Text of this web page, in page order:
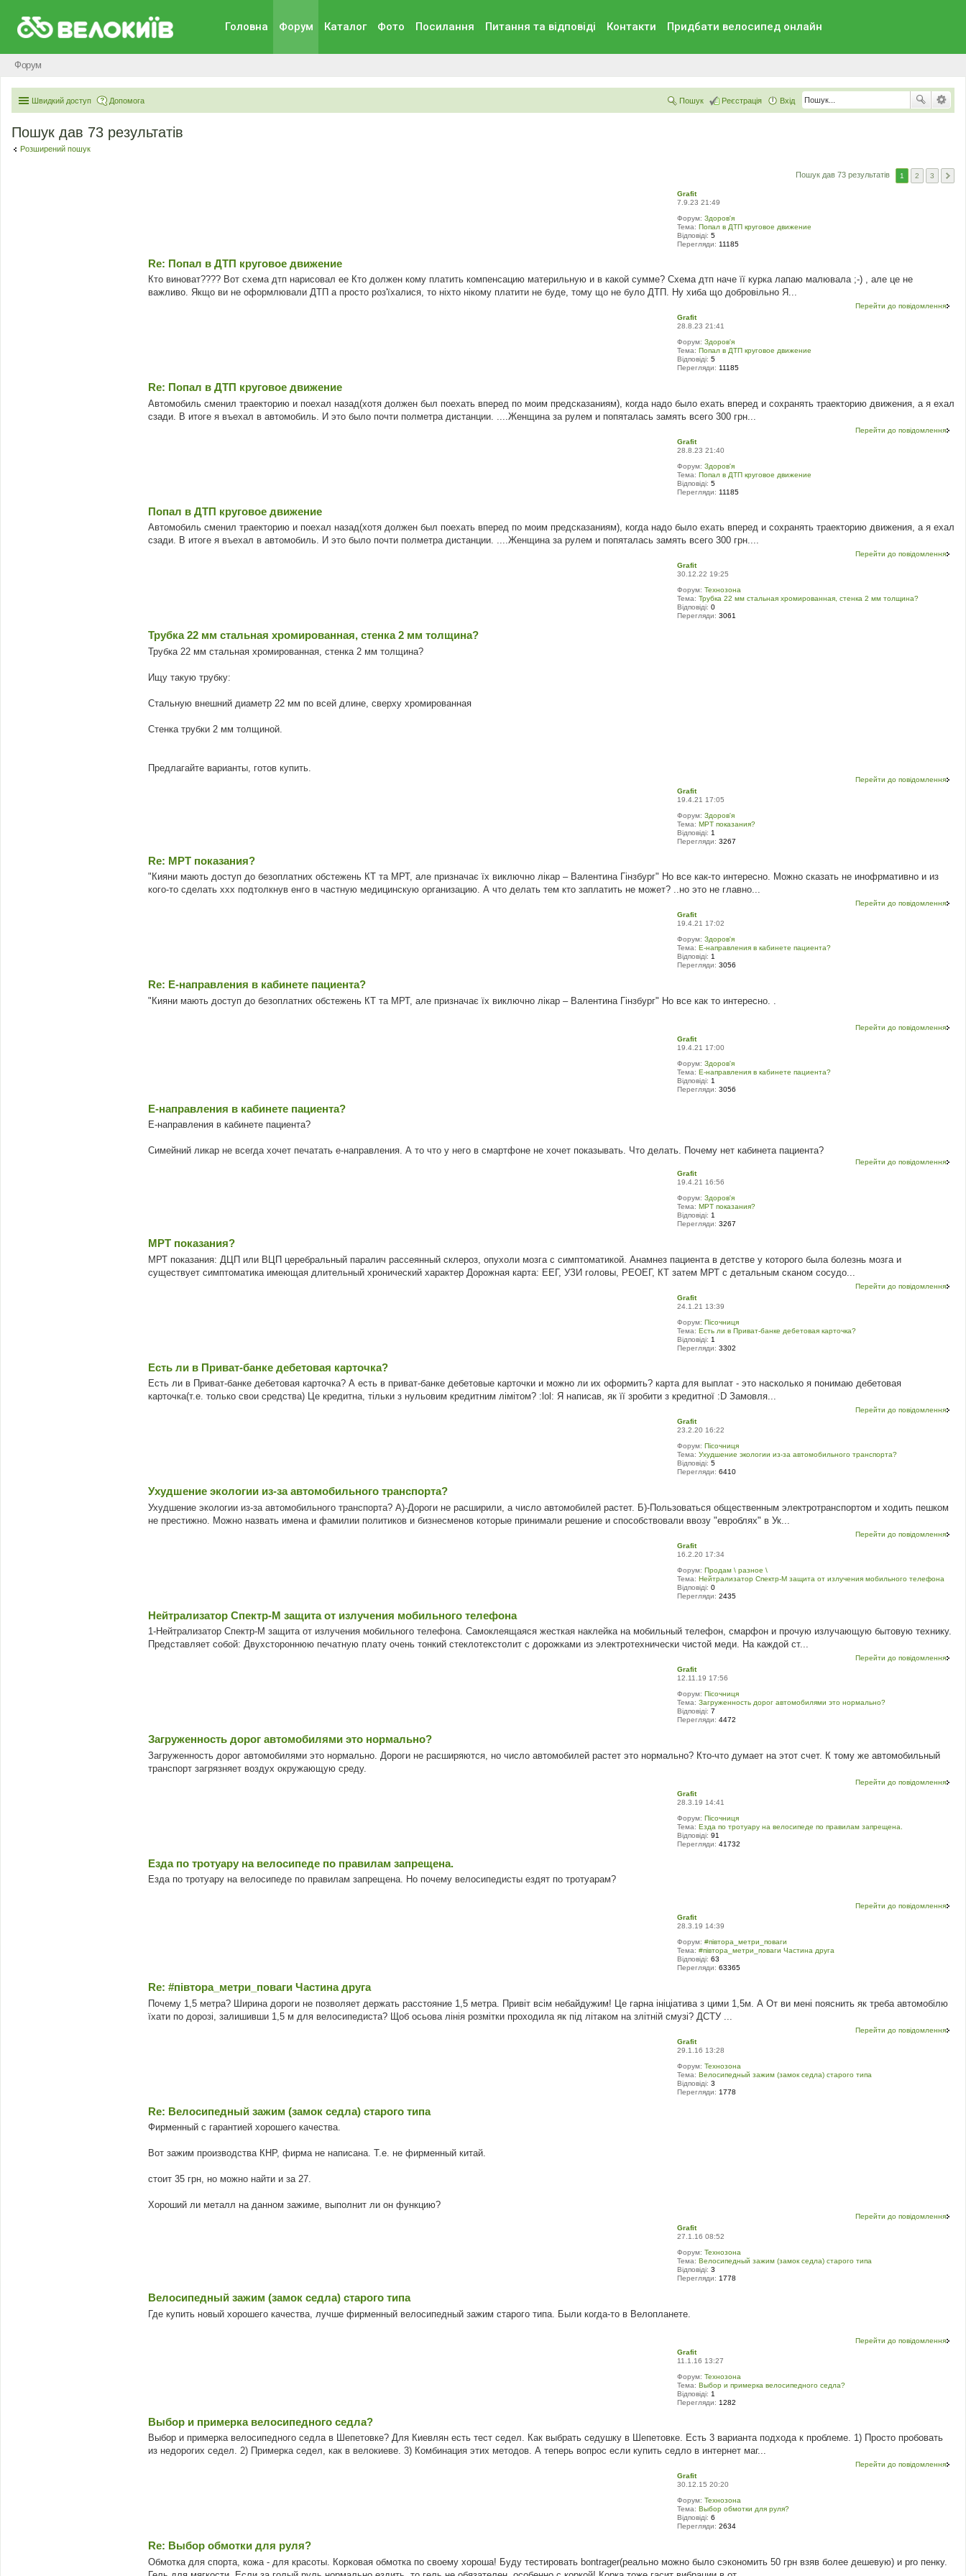
Головна Форум Каталог Фото Посилання Питання та вiдповiдi Контакти Придбати велосипед онлайн
Форум
Швидкий доступ Допомога Вхід
Реєстрація
Пошук
Пошук дав 73 результатів
Розширений пошук
Пошук дав 73 результатів 1 2 3
Grafit
7.9.23 21:49
Форум:Здоров'я
Тема:Попал в ДТП круговое движение
Відповіді:5
Перегляди: 11185
Re: Попал в ДТП круговое движение
Кто виноват???? Вот схема дтп нарисовал ее Кто должен кому платить компенсацию материльную и в какой сумме? Схема дтп наче її курка лапаю малювала ;-) , але це не
важливо. Якщо ви не оформлювали ДТП а просто роз'їхалися, то ніхто нікому платити не буде, тому що не було ДТП. Ну хиба що добровільно Я...
Перейти до повідомлення
Grafit
28.8.23 21:41
Форум:Здоров'я
Тема:Попал в ДТП круговое движение
Відповіді:5
Перегляди: 11185
Re: Попал в ДТП круговое движение
Автомобиль сменил траекторию и поехал назад(хотя должен был поехать вперед по моим предсказаниям), когда надо было ехать вперед и сохранять траекторию движения, а я ехал
сзади. В итоге я въехал в автомобиль. И это было почти полметра дистанции. ....Женщина за рулем и попяталась замять всего 300 грн...
Перейти до повідомлення
Grafit
28.8.23 21:40
Форум:Здоров'я
Тема:Попал в ДТП круговое движение
Відповіді:5
Перегляди: 11185
Попал в ДТП круговое движение
Автомобиль сменил траекторию и поехал назад(хотя должен был поехать вперед по моим предсказаниям), когда надо было ехать вперед и сохранять траекторию движения, а я ехал
сзади. В итоге я въехал в автомобиль. И это было почти полметра дистанции. ....Женщина за рулем и попяталась замять всего 300 грн....
Перейти до повідомлення
Grafit
30.12.22 19:25
Форум:Технозона
Тема:Трубка 22 мм стальная хромированная, стенка 2 мм толщина?
Відповіді:0
Перегляди:3061
Трубка 22 мм стальная хромированная, стенка 2 мм толщина?
Трубка 22 мм стальная хромированная, стенка 2 мм толщина?
Ищу такую трубку:
Стальную внешний диаметр 22 мм по всей длине, сверху хромированная
Стенка трубки 2 мм толщиной.
Предлагайте варианты, готов купить.
Перейти до повідомлення
Grafit
19.4.21 17:05
Форум:Здоров'я
Тема:МРТ показания?
Відповіді: 1
Перегляди:3267
Re: МРТ показания?
"Кияни мають доступ до безоплатних обстежень КТ та МРТ, але призначає їх виключно лікар – Валентина Гінзбург" Но все как-то интересно. Можно сказать не инофрмативно и из
кого-то сделать ххх подтолкнув енго в частную медицинскую организацию. А что делать тем кто заплатить не может? ..но это не главно...
Перейти до повідомлення
Grafit
19.4.21 17:02
Форум:Здоров'я
Тема:Е-направления в кабинете пациента?
Відповіді: 1
Перегляди:3056
Re: Е-направления в кабинете пациента?
"Кияни мають доступ до безоплатних обстежень КТ та МРТ, але призначає їх виключно лікар – Валентина Гінзбург" Но все как то интересно. .
Перейти до повідомлення
Grafit
19.4.21 17:00
Форум:Здоров'я
Тема:Е-направления в кабинете пациента?
Відповіді: 1
Перегляди:3056
Е-направления в кабинете пациента?
Е-направления в кабинете пациента?
Симейний ликар не всегда хочет печатать е-направления. А то что у него в смартфоне не хочет показывать. Что делать. Почему нет кабинета пациента?
Перейти до повідомлення
Grafit
19.4.21 16:56
Форум:Здоров'я
Тема:МРТ показания?
Відповіді: 1
Перегляди:3267
МРТ показания?
МРТ показания: ДЦП или ВЦП церебральный паралич рассеянный склероз, опухоли мозга с симптоматикой. Анамнез пациента в детстве у которого была болезнь мозга и
существует симптоматика имеющая длительный хронический характер Дорожная карта: ЕЕГ, УЗИ головы, РЕОЕГ, КТ затем МРТ с детальным сканом сосудо...
Перейти до повідомлення
Grafit
24.1.21 13:39
Форум:Пісочниця
Тема:Есть ли в Приват-банке дебетовая карточка?
Відповіді: 1
Перегляди:3302
Есть ли в Приват-банке дебетовая карточка?
Есть ли в Приват-банке дебетовая карточка? А есть в приват-банке дебетовые карточки и можно ли их оформить? карта для выплат - это насколько я понимаю дебетовая
карточка(т.е. только свои средства) Це кредитна, тільки з нульовим кредитним лімітом? :lol: Я написав, як її зробити з кредитної :D Замовля...
Перейти до повідомлення
Grafit
23.2.20 16:22
Форум:Пісочниця
Тема:Ухудшение экологии из-за автомобильного транспорта?
Відповіді:5
Перегляди:6410
Ухудшение экологии из-за автомобильного транспорта?
Ухудшение экологии из-за автомобильного транспорта? А)-Дороги не расширили, а число автомобилей растет. Б)-Пользоваться общественным электротранспортом и ходить пешком
не престижно. Можно назвать имена и фамилии политиков и бизнесменов которые принимали решение и способствовали ввозу "евроблях" в Ук...
Перейти до повідомлення
Grafit
16.2.20 17:34
Форум:Продам \ разное \
Тема:Нейтрализатор Спектр-М защита от излучения мобильного телефона
Відповіді:0
Перегляди:2435
Нейтрализатор Спектр-М защита от излучения мобильного телефона
1-Нейтрализатор Спектр-М защита от излучения мобильного телефона. Самоклеящаяся жесткая наклейка на мобильный телефон, смарфон и прочую излучающую бытовую технику.
Представляет собой: Двухстороннюю печатную плату очень тонкий стеклотекстолит с дорожками из электротехнически чистой меди. На каждой ст...
Перейти до повідомлення
Grafit
12.11.19 17:56
Форум:Пісочниця
Тема:Загруженность дорог автомобилями это нормально?
Відповіді:7
Перегляди:4472
Загруженность дорог автомобилями это нормально?
Загруженность дорог автомобилями это нормально. Дороги не расширяются, но число автомобилей растет это нормально? Кто-что думает на этот счет. К тому же автомобильный
транспорт загрязняет воздух окружающую среду.
Перейти до повідомлення
Grafit
28.3.19 14:41
Форум:Пісочниця
Тема:Езда по тротуару на велосипеде по правилам запрещена.
Відповіді:91
Перегляди:41732
Езда по тротуару на велосипеде по правилам запрещена.
Езда по тротуару на велосипеде по правилам запрещена. Но почему велосипедисты ездят по тротуарам?
Перейти до повідомлення
Grafit
28.3.19 14:39
Форум:#‎пiвтора_метри_поваги‬
Тема:#‎півтора_метри_поваги Частина друга
Відповіді:63
Перегляди:63365
Re: #‎півтора_метри_поваги Частина друга
Почему 1,5 метра? Ширина дороги не позволяет держать расстояние 1,5 метра. Привіт всім небайдужим! Це гарна ініціатива з цими 1,5м. А От ви мені пояснить як треба автомобілю
їхати по дорозі, залишивши 1,5 м для велосипедиста? Щоб осьова лінія розмітки проходила як під літаком на злітній смузі? ДСТУ ...
Перейти до повідомлення
Grafit
29.1.16 13:28
Форум:Технозона
Тема:Велосипедный зажим (замок седла) старого типа
Відповіді:3
Перегляди: 1778
Re: Велосипедный зажим (замок седла) старого типа
Фирменный с гарантией хорошего качества.
Вот зажим производства КНР, фирма не написана. Т.е. не фирменный китай.
стоит 35 грн, но можно найти и за 27.
Хороший ли металл на данном зажиме, выполнит ли он функцию?
Перейти до повідомлення
Grafit
27.1.16 08:52
Форум:Технозона
Тема:Велосипедный зажим (замок седла) старого типа
Відповіді:3
Перегляди: 1778
Велосипедный зажим (замок седла) старого типа
Где купить новый хорошего качества, лучше фирменный велосипедный зажим старого типа. Были когда-то в Велопланете.
Перейти до повідомлення
Grafit
11.1.16 13:27
Форум:Технозона
Тема:Выбор и примерка велосипедного седла?
Відповіді: 1
Перегляди: 1282
Выбор и примерка велосипедного седла?
Выбор и примерка велосипедного седла в Шепетовке? Для Киевлян есть тест седел. Как выбрать седушку в Шепетовке. Есть 3 варианта подхода к проблеме. 1) Просто пробовать
из недорогих седел. 2) Примерка седел, как в велокиеве. 3) Комбинация этих методов. А теперь вопрос если купить седло в интернет маг...
Перейти до повідомлення
Grafit
30.12.15 20:20
Форум:Технозона
Тема:Выбор обмотки для руля?
Відповіді:6
Перегляди:2634
Re: Выбор обмотки для руля?
Обмотка для спорта, кожа - для красоты. Корковая обмотка по своему хороша! Буду тестировать bontrager(реально можно было сэкономить 50 грн взяв более дешевую) и pro пенку.